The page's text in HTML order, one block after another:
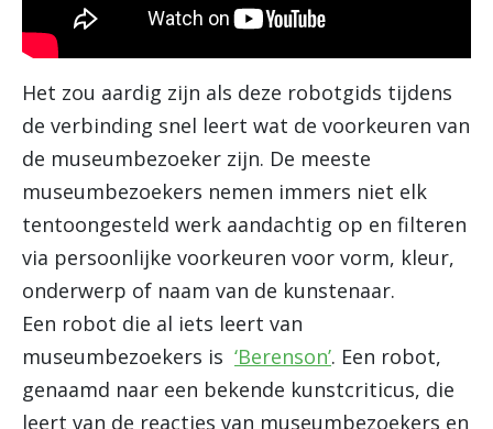
Het zou aardig zijn als deze robotgids tijdens
de verbinding snel leert wat de voorkeuren van
de museumbezoeker zijn. De meeste
museumbezoekers nemen immers niet elk
tentoongesteld werk aandachtig op en filteren
via persoonlijke voorkeuren voor vorm, kleur,
onderwerp of naam van de kunstenaar.
Een robot die al iets leert van
museumbezoekers is ‘Berenson’. Een robot,
genaamd naar een bekende kunstcriticus, die
leert van de reacties van museumbezoekers en